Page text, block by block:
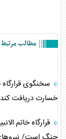
مطالب مرتبط
سخنگوی قرارگاه
خسارت دریافت
قرارگاه خاتم